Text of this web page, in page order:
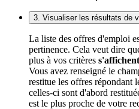
3. Visualiser les résultats de
La liste des offres d'emploi
pertinence. Cela veut dire
plus à vos critères
Vous avez renseigné le
restitue les offres répondant
celles-ci sont d'abord
est le plus proche de votre